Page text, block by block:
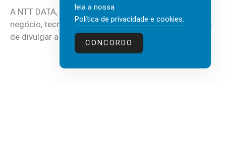
A NTT DATA, consultora global em serviços de
negócio, tecnologia e inteligência artificial (IA), acaba
de divulgar a mais recente...
leia a nossa
Política de privacidade e cookies.
CONCORDO